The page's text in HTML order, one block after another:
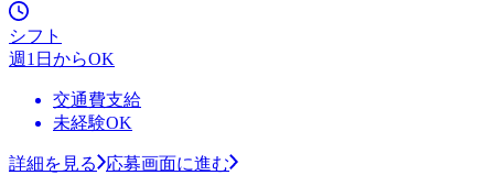
シフト
週1日からOK
交通費支給
未経験OK
詳細を見る
応募画面に進む